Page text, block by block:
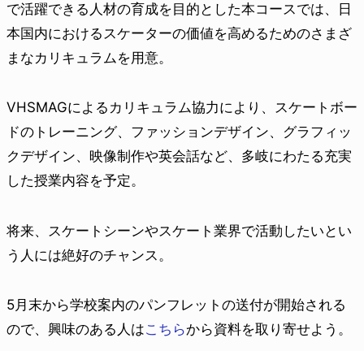
で活躍できる人材の育成を目的とした本コースでは、日
本国内におけるスケーターの価値を高めるためのさまざ
まなカリキュラムを用意。
VHSMAGによるカリキュラム協力により、スケートボー
ドのトレーニング、ファッションデザイン、グラフィッ
クデザイン、映像制作や英会話など、多岐にわたる充実
した授業内容を予定。
将来、スケートシーンやスケート業界で活動したいとい
う人には絶好のチャンス。
5月末から学校案内のパンフレットの送付が開始される
ので、興味のある人はこちらから資料を取り寄せよう。